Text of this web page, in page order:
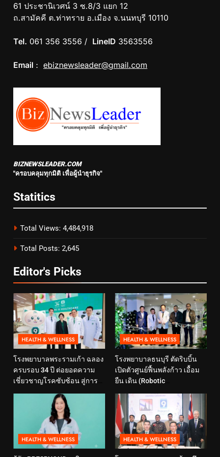
61 ประชานิเวศน์ 3 ซ.8/3 แยก 12
ถ.สามัคคี ต.ท่าทราย อ.เมือง จ.นนทบุรี 10110
Tel. 061 356 3556 / LineID 3563556
Email : ebiznewsleader@gmail.com
BIZNEWSLEADER.COM
"ครอบคลุมทุกมิติ เพื่อผู้นำธุรกิจ"
Statitics
Total Views: 4,484,918
Total Posts: 2,645
Editor's Picks
HEALTH & WELLNESS
โรงพยาบาลพระรามเก้า ฉลอง
ครบรอบ 34 ปี ต่อยอดความ
เชี่ยวชาญโรคซับซ้อน สู่การ
โจทย์ไลฟ์สไตล์ ภายใต้แนวคิด
“SELF-CARE IS HEALTHCARE”
HEALTH & WELLNESS
โรงพยาบาลธนบุรี ตัดริบบิ้น
เปิดตัวศูนย์ฟื้นพลังก้าว เอื้อม
ยืน เดิน (Robotic
เทคโนโลยีสุดล้ำ หุ่นยนต์ฝึก
เดิน มาเพิ่มประสิทธิภาพ
HEALTH & WELLNESS HEALTH & WELLNESS